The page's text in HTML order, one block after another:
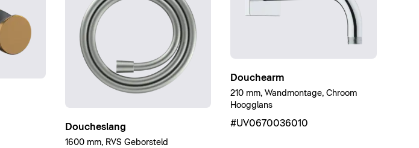
Doucheslang
1600 mm, RVS Geborsteld
Douchearm
210 mm, Wandmontage, Chroom
Hoogglans
#UV0670036010